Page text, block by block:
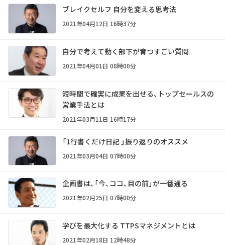
ブレイクセルフ 自分を変える思考法
2021年04月12日 16時37分
自分で考えて動く部下が育つすごい質問
2021年04月01日 08時00分
短時間で確実に成果を出せる、トップセールスの
営業手法とは
2021年03月11日 16時17分
「1行書くだけ日記 」振り返りのオススメ
2021年03月04日 07時00分
企画書は、「今、ココ、目の前」が一番通る
2021年02月25日 07時00分
学びを最大化する TTPSマネジメントとは
2021年02月18日 12時48分